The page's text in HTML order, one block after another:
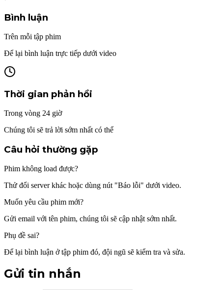
Bình luận
Trên mỗi tập phim
Để lại bình luận trực tiếp dưới video
Thời gian phản hồi
Trong vòng 24 giờ
Chúng tôi sẽ trả lời sớm nhất có thể
Câu hỏi thường gặp
Phim không load được?
Thử đổi server khác hoặc dùng nút "Báo lỗi" dưới video.
Muốn yêu cầu phim mới?
Gửi email với tên phim, chúng tôi sẽ cập nhật sớm nhất.
Phụ đề sai?
Để lại bình luận ở tập phim đó, đội ngũ sẽ kiểm tra và sửa.
Gửi tin nhắn